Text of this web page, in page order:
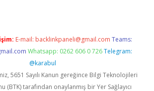
E-mail: backlinkpaneli@gmail.com Teams:
Whatsapp: 0262 606 0 726 Telegram:
@karabul
5651 Sayılı Kanun gereğince Bilgi Teknolojileri
(BTK) tarafından onaylanmış bir Yer Sağlayıcı